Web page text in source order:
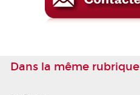
Dans la même rubrique